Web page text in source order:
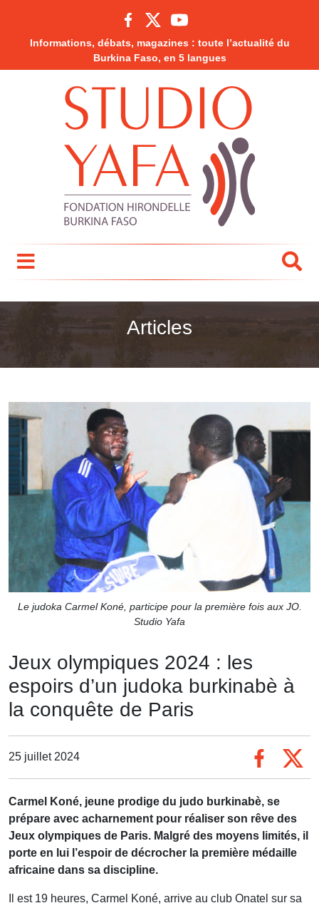
Informations, débats, magazines : toute l’actualité du
Burkina Faso, en 5 langues
Articles
Le judoka Carmel Koné, participe pour la première fois aux JO.
Studio Yafa
Jeux olympiques 2024 : les
espoirs d’un judoka burkinabè à
la conquête de Paris
25 juillet 2024
Carmel Koné, jeune prodige du judo burkinabè, se
prépare avec acharnement pour réaliser son rêve des
Jeux olympiques de Paris. Malgré des moyens limités, il
porte en lui l’espoir de décrocher la première médaille
africaine dans sa discipline.
Il est 19 heures, Carmel Koné, arrive au club Onatel sur sa